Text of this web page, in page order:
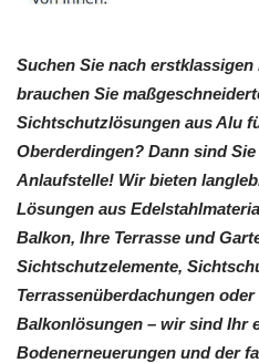
Suchen Sie nach
brauchen Sie
Sichtschutzlösungen aus Alu
Oberderdingen? Dann sind
Anlaufstelle! Wir bieten
Lösungen aus
Balkon, Ihre Terrasse und
Sichtschutzelemente,
Terrassenüberdachungen
Balkonlösungen – wir sind Ihr
Bodenerneuerungen und der